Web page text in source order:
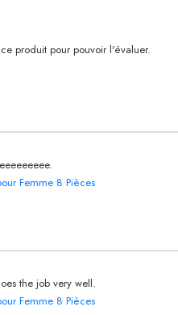
produit pour pouvoir l'évaluer.
Femme 8 Pièces
the job very well.
Femme 8 Pièces